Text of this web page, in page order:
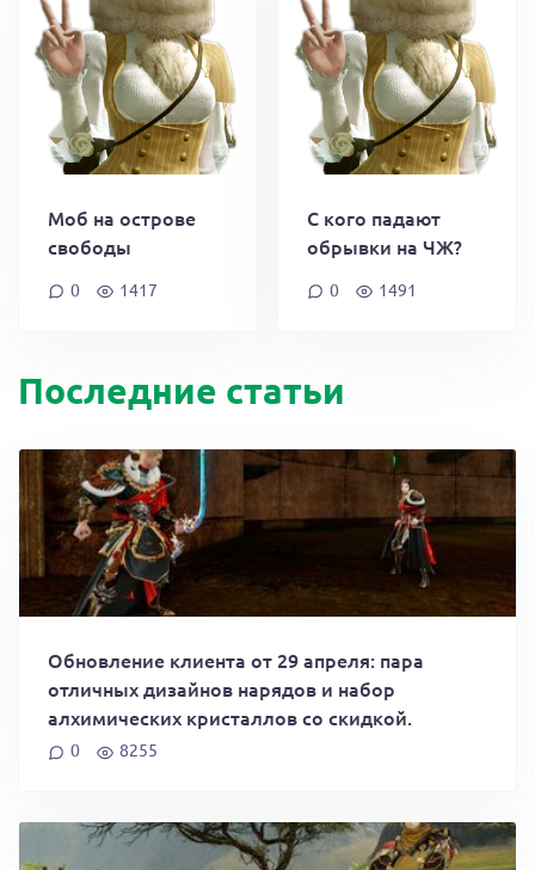
Моб на острове
свободы
0 1417
С кого падают
обрывки на ЧЖ?
0 1491
Последние статьи
Обновление клиента от 29 апреля: пара
отличных дизайнов нарядов и набор
алхимических кристаллов со скидкой.
0 8255